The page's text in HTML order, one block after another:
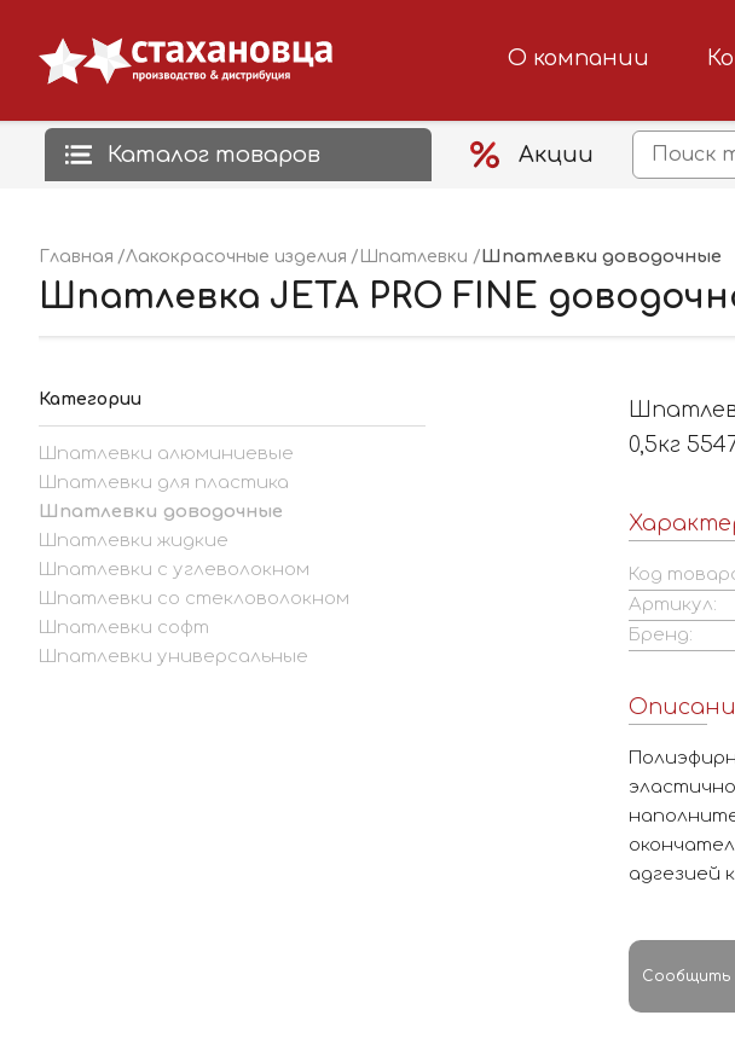
О компании
Каталог товаров Акции
Главная Лакокрасочные изделия Шпатлевки Шпатлевки доводочные
Шпатлевка JETA PRO FINE
Категории
Шпатлевки алюминиевые
Шпатлевки для пластика
Шпатлевки доводочные
Шпатлевки жидкие
Шпатлевки с углеволокном
Шпатлевки со стекловолокном
Шпатлевки софт
Шпатлевки универсальные
0,5кг
Код
Артикул:
Бренд:
адгезией
Сообщить